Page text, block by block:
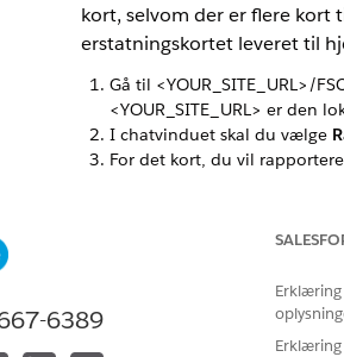
kort, selvom der er flere kort
erstatningskortet leveret til
Gå til <YOUR_SITE_URL>/
<YOUR_SITE_URL> er den
I chatvinduet skal du vælge
For det kort, du vil
Angiv den mailadresse, der
Bekræftelseskoden sendes
Vælg det kort, du vil
Hvis du har en registreret
6389
Erklæring